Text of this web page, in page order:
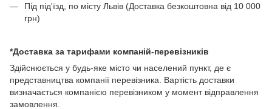
Під під'їзд, по місту Львів (Доставка безкоштовна від 10 000
грн)
*Доставка за тарифами компаній-перевізників
Здійснюється у будь-яке місто чи населений пункт, де є
представництва компанії перевізника. Вартість доставки
визначається компанією перевізником у момент відправлення
замовлення.